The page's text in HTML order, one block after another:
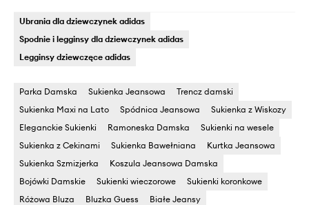
Ubrania dla dziewczynek adidas
Spodnie i legginsy dla dziewczynek adidas
Legginsy dziewczęce adidas
Parka Damska Sukienka Jeansowa
Trencz damski
Sukienka Maxi na Lato
Spódnica Jeansowa
Sukienka z Wiskozy
Eleganckie Sukienki
Ramoneska Damska
Sukienki na wesele
Sukienka z Cekinami
Sukienka Bawełniana
Kurtka Jeansowa
Sukienka Szmizjerka
Koszula Jeansowa Damska
Bojówki Damskie
Sukienki wieczorowe
Sukienki koronkowe
Różowa Bluza
Bluzka Guess Białe Jeansy